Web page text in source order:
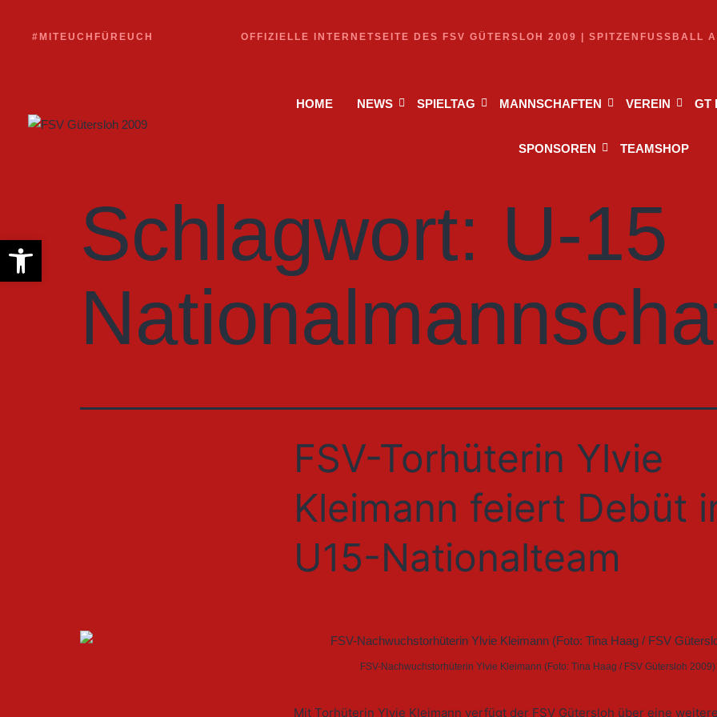
#MITEUCHFÜREUCH OFFIZIELLE INTERNETSEITE DES FSV GÜTERSLOH 2009 | SPITZENFUSSBALL
HOME NEWS SPIELTAG MANNSCHAFTEN VEREIN GT
SPONSOREN TEAMSHOP
Schlagwort: U-15
FSV-Torhüterin Ylvie
Kleimann feiert Debüt
U15-Nationalteam
FSV-Nachwuchstorhüterin Ylvie Kleimann (Foto: Tina Haag / FSV Gütersloh 2009)
Mit Torhüterin Ylvie Kleimann verfügt der FSV Gütersloh über eine
Werkzeugleiste öffnen